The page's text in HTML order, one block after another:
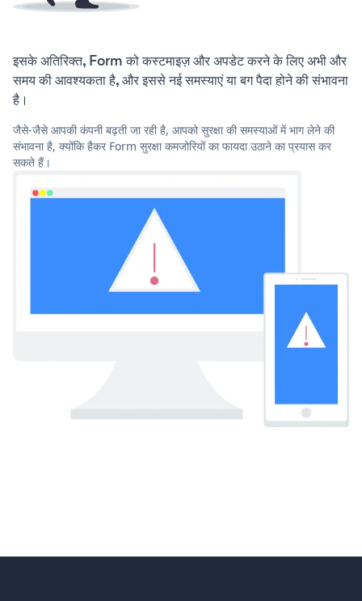
इसके अतिरिक्त, Form को कस्टमाइज़ और अपडेट करने के लिए अभी और
समय की आवश्यकता है, और इससे नई समस्याएं या बग पैदा होने की संभावना
है।
जैसे-जैसे आपकी कंपनी बढ़ती जा रही है, आपको सुरक्षा की समस्याओं में भाग लेने की
संभावना है, क्योंकि हैकर Form सुरक्षा कमजोरियों का फायदा उठाने का प्रयास कर
सकते हैं।